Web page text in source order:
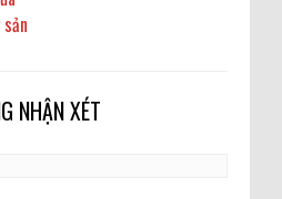
NHẬN XÉT